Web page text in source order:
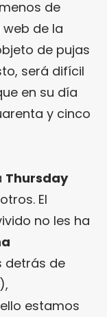
de
de la
de pujas
será difícil
en su día
y cinco
Thursday
El
no les ha
detrás de
estamos